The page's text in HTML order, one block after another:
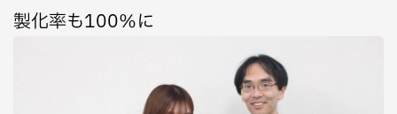
製化率も100％に